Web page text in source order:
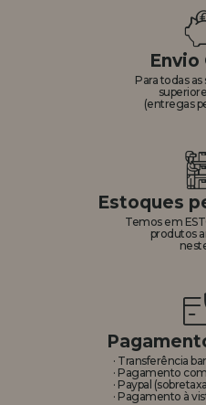
Envio
Para todas
(entregas
Estoques
Temos em
produtos
· Transferência
· Pagamento
· Paypal
· Pagamento à